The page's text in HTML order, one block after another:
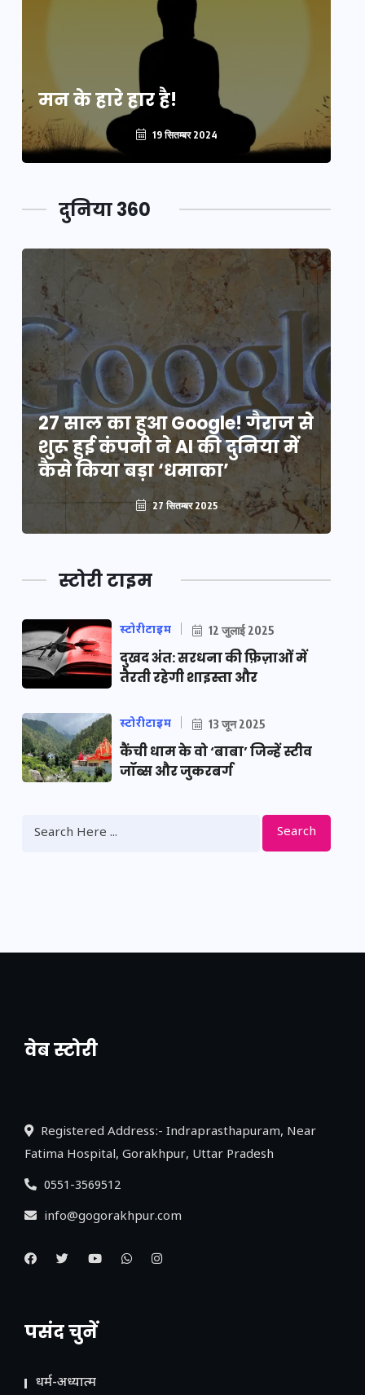
मन के हारे हार है!
19 सितम्बर 2024
दुनिया 360
27 साल का हुआ Google! गैराज से
शुरू हुई कंपनी ने AI की दुनिया में
कैसे किया बड़ा ‘धमाका’
27 सितम्बर 2025
स्टोरी टाइम
स्टोरीटाइम 12 जुलाई 2025
दुखद अंत: सरधना की फ़िज़ाओं में
तैरती रहेगी शाइस्ता और
स्टोरीटाइम 13 जून 2025
कैंची धाम के वो ‘बाबा’ जिन्हें स्टीव
जॉब्स और जुकरबर्ग
Search
वेब स्टोरी
नया एक्सप्रेसवे: पूर्वांचल का लक, डेवलपमेंट का
Registered Address:- Indraprasthapuram, Near
Fatima Hospital, Gorakhpur, Uttar Pradesh
0551-3569512
info@gogorakhpur.com
पसंद चुनें
धर्म-अध्यात्म